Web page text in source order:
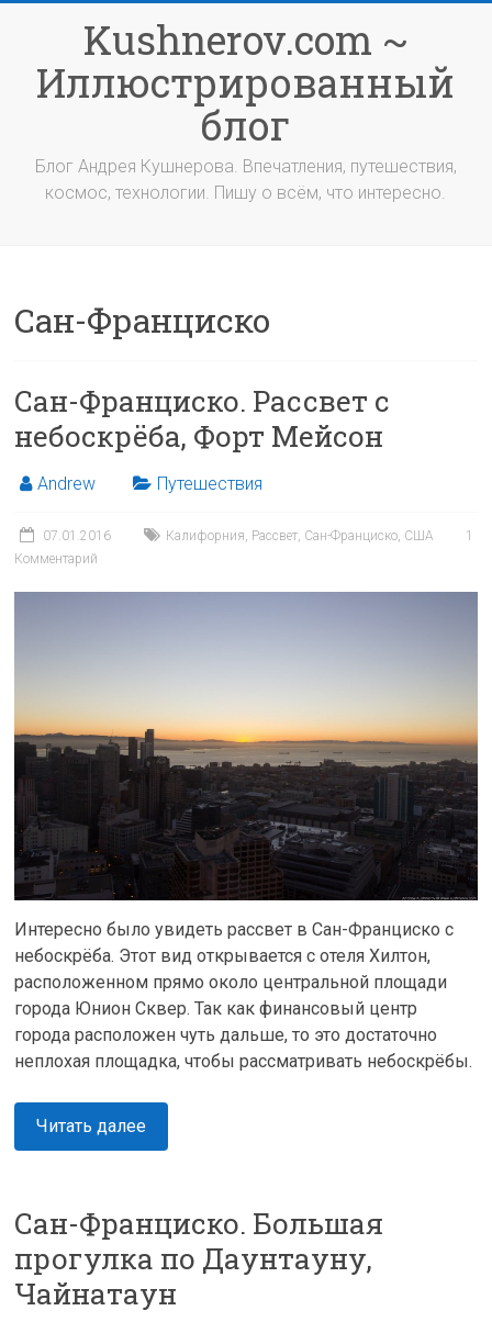
содержимомуKushnerov.com ~
Иллюстрированный
блог
Блог Андрея Кушнерова. Впечатления, путешествия,
космос, технологии. Пишу о всём, что интересно.
Сан-Франциско
Сан-Франциско. Рассвет с
небоскрёба, Форт Мейсон
Andrew Путешествия
07.01.2016 Калифорния, Рассвет, Сан-Франциско, США
1
Комментарий
Интересно было увидеть рассвет в Сан-Франциско с
небоскрёба. Этот вид открывается с отеля Хилтон,
расположенном прямо около центральной площади
города Юнион Сквер. Так как финансовый центр
города расположен чуть дальше, то это достаточно
неплохая площадка, чтобы рассматривать небоскрёбы.
Читать далее
Сан-Франциско. Большая
прогулка по Даунтауну,
Чайнатаун